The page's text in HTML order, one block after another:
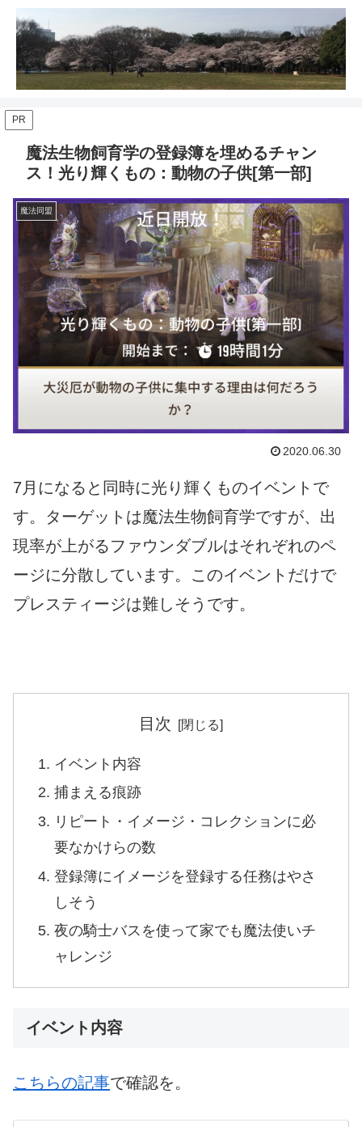
PR
魔法生物飼育学の登録簿を埋めるチャン
ス！光り輝くもの：動物の子供[第一部]
魔法同盟
2020.06.30
7月になると同時に光り輝くものイベントで
す。ターゲットは魔法生物飼育学ですが、出
現率が上がるファウンダブルはそれぞれのペ
ージに分散しています。このイベントだけで
プレスティージは難しそうです。
目次
イベント内容
捕まえる痕跡
リピート・イメージ・コレクションに必
要なかけらの数
登録簿にイメージを登録する任務はやさ
しそう
夜の騎士バスを使って家でも魔法使いチ
ャレンジ
イベント内容
こちらの記事で確認を。